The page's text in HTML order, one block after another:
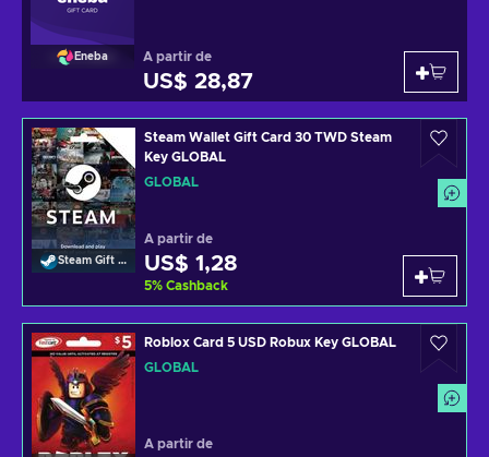
Eneba A partir de
US$ 28,87
Steam Gift Card
Steam Wallet Gift Card 30 TWD Steam
Key GLOBAL
GLOBAL
A partir de
US$ 1,28
5% Cashback
Roblox Card 5 USD Robux Key GLOBAL
GLOBAL
A partir de